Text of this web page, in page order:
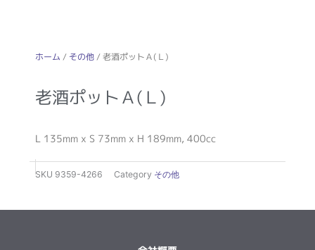
ホーム / その他/ 老酒ポットＡ(Ｌ)
老酒ポットＡ(Ｌ)
L 135mm x S 73mm x H 189mm, 400cc
SKU 9359-4266 Category その他